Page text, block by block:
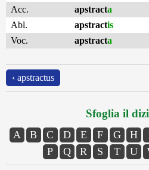
Acc.
apstracta
Abl.
apstractis
Voc.
apstracta
‹ apstractus
Sfoglia il
A B C D E F G H
P
Q R S T U